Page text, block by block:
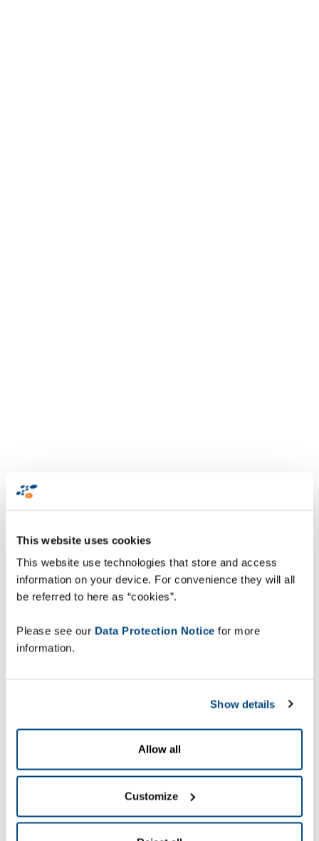
This website uses cookies
This website use technologies that store and access
information on your device. For convenience they will all
be referred to here as “cookies”.
Please see our Data Protection Notice for more
information.
Show details
Allow all
Customize